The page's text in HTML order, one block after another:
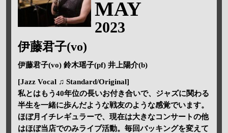
MAY
2023
伊藤君子(vo)
伊藤君子(vo) 鈴木瑶子(pf) 井上陽介(b)
[Jazz Vocal ♫ Standard/Original]
私とはもう40年位の長いお付き合いで、ジャズに関わる
半生を一緒に歩んだような戦友のような感覚でいます。
ほぼ月イチレギュラーで、現在は大きなコンサートの他
はほぼ当店でのみライブ活動。毎回バッキングを変えて